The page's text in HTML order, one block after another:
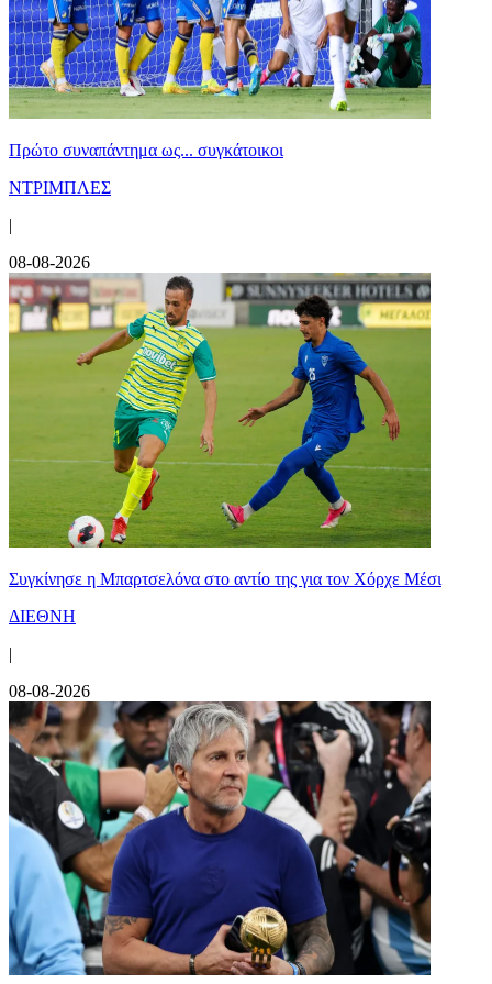
Πρώτο συναπάντημα ως... συγκάτοικοι
ΝΤΡΙΜΠΛΕΣ
|
08-08-2026
Συγκίνησε η Μπαρτσελόνα στο αντίο της για τον Χόρχε Μέσι
ΔΙΕΘΝΗ
|
08-08-2026